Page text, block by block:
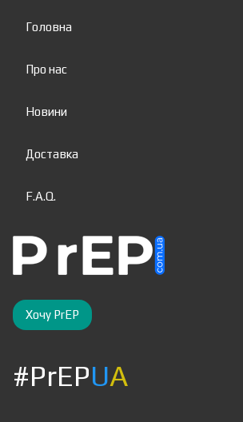
Головна
Про нас
Новини
Доставка
F.A.Q.
Хочу PrEP
#PrEPUA